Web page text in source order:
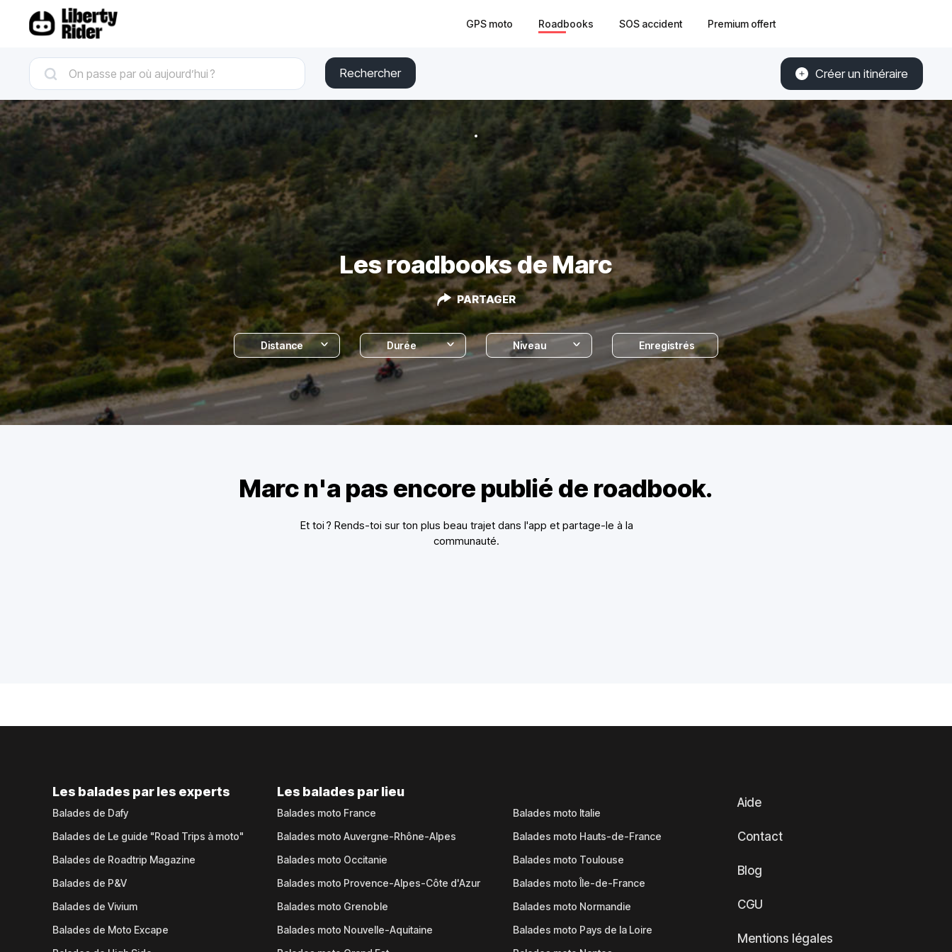
GPS moto Roadbooks SOS accident Premium offert
Rechercher Créer un itinéraire
Les roadbooks de Marc
PARTAGER
Distance Durée Niveau Enregistrés
Marc n'a pas encore publié de roadbook.
Et toi ? Rends-toi sur ton plus beau trajet dans l'app et partage-le à la
communauté.
Les balades par les experts
Balades de Dafy
Balades de Le guide "Road Trips à moto"
Balades de Roadtrip Magazine
Balades de P&V
Balades de Vivium
Balades de Moto Excape
Les balades par lieu
Balades moto France
Balades moto Auvergne-Rhône-Alpes
Balades moto Occitanie
Balades moto Provence-Alpes-Côte d'Azur
Balades moto Grenoble
Balades moto Nouvelle-Aquitaine
Balades moto Italie
Balades moto Hauts-de-France
Balades moto Toulouse
Balades moto Île-de-France
Balades moto Normandie
Balades moto Pays de la Loire
Aide
Contact
Blog
CGU
Mentions légales